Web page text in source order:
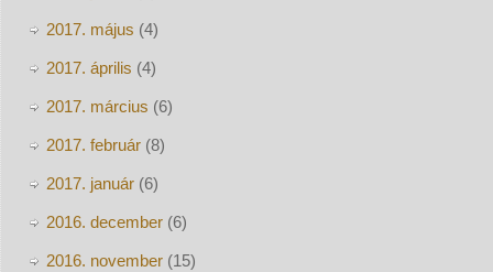
2017. május (4)
2017. április (4)
2017. március (6)
2017. február(8)
2017. január(6)
2016. december(6)
2016. november(15)